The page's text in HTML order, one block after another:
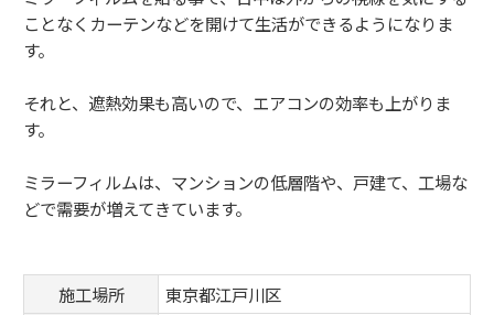
ことなくカーテンなどを開けて生活ができるようになりま
す。
それと、遮熱効果も高いので、エアコンの効率も上がりま
す。
ミラーフィルムは、マンションの低層階や、戸建て、工場な
どで需要が増えてきています。
施工場所
東京都江戸川区